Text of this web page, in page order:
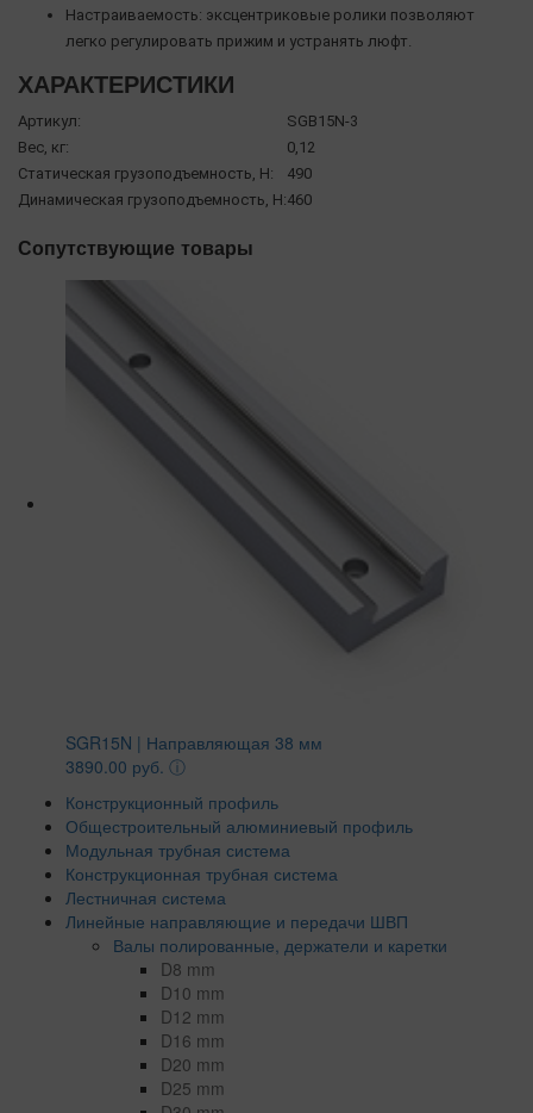
Настраиваемость: эксцентриковые ролики позволяют
легко регулировать прижим и устранять люфт.
ХАРАКТЕРИСТИКИ
Артикул:
SGB15N-3
Вес, кг:
0,12
Статическая грузоподъемность, Н:
490
Динамическая грузоподъемность, Н:460
Сопутствующие товары
SGR15N | Направляющая 38 мм
3890.00 руб. ⓘ
Конструкционный профиль
Общестроительный алюминиевый профиль
Модульная трубная система
Конструкционная трубная система
Лестничная система
Линейные направляющие и передачи ШВП
Валы полированные, держатели и каретки
D8 mm
D10 mm
D12 mm
D16 mm
D20 mm
D25 mm